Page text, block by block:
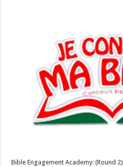
Bible Engagement Academy: (Round 2) تجدون الروابط لمسابقة هذا